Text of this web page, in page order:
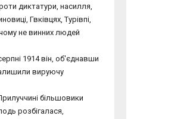
диктатури, насилля,
Гвківцях, Турівпі,
чому не винних людей
1914 він, об'єднавши
вируючу
більшовики
розбігалася,